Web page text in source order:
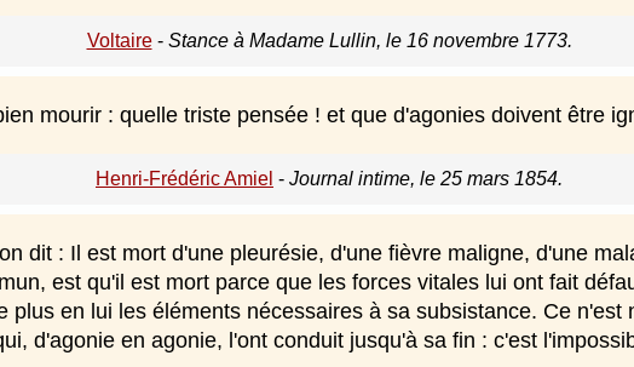
Voltaire- Stance à Madame Lullin, le 16 novembre 1773.
mourir : quelle triste pensée ! et que d'agonies doivent être
Henri-Frédéric Amiel - Journal intime, le 25 mars 1854.
dit : Il est mort d'une pleurésie, d'une fièvre maligne, d'une
est qu'il est mort parce que les forces vitales lui ont fait
plus en lui les éléments nécessaires à sa subsistance. Ce n'est
d'agonie en agonie, l'ont conduit jusqu'à sa fin : c'est